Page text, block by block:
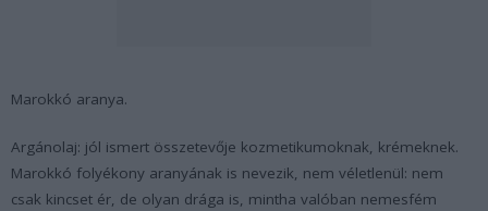
Marokkó aranya.
Argánolaj: jól ismert összetevője kozmetikumoknak, krémeknek.
Marokkó folyékony aranyának is nevezik, nem véletlenül: nem
csak kincset ér, de olyan drága is, mintha valóban nemesfém